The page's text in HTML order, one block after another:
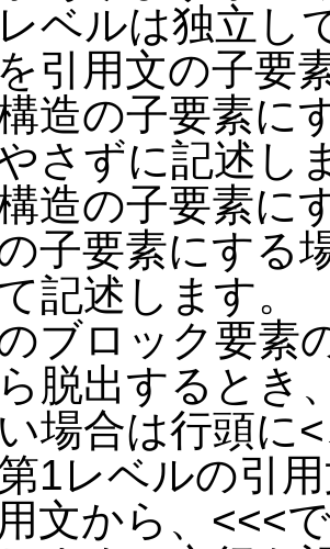
ベルは独立し
引用文の子要
構造の子要素に
さずに記述し
構造の子要素に
子要素にする
記述します。
ブロック要素
脱出するとき
場合は行頭に
1レベルの引
文から、<<<